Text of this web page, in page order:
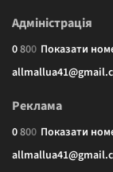
Адміністрація
0800 Показати
Реклама
0800 Показати